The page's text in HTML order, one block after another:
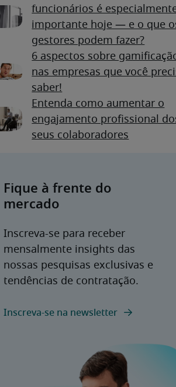
funcionários é
importante hoje — e o que
gestores podem fazer?
6 aspectos sobre
nas empresas que você
saber!
Entenda como aumentar o
engajamento profissional
seus colaboradores